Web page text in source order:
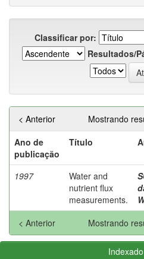
Classificar por:
Resultados/
Mostrando
< Anterior
Ano de
publicação
Título
1997
Water and
nutrient flux
measurements.
Mostrando
< Anterior